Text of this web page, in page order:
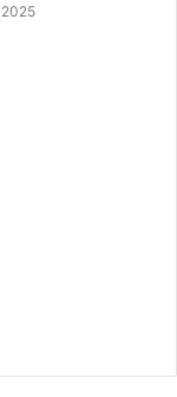
2025